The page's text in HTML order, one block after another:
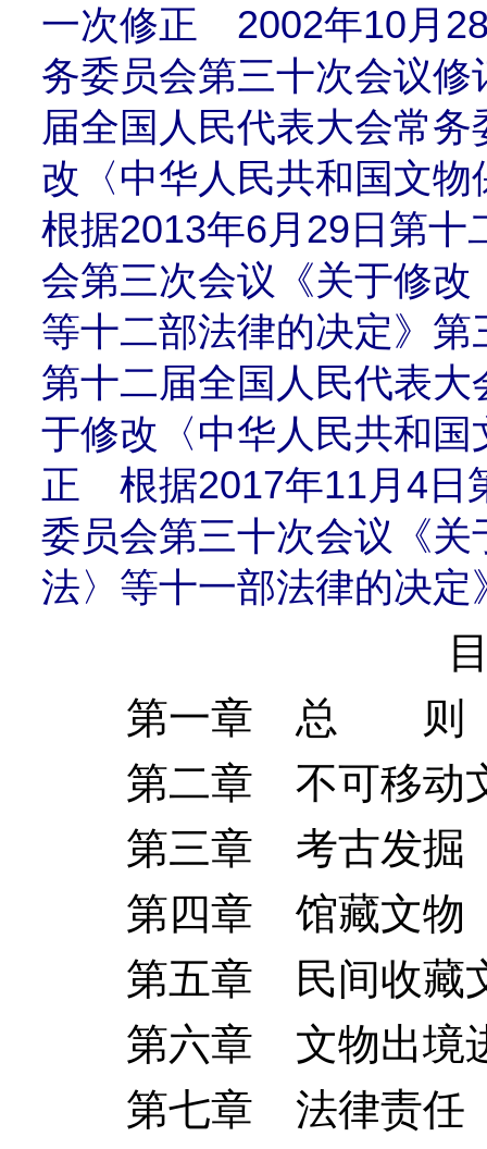
一次修正 2002年10月
务委员会第三十次会议
届全国人民代表大会常
改〈中华人民共和国文
根据2013年6月29日第十
会第三次会议《关于修
等十二部法律的决定》
第十二届全国人民代表
于修改〈中华人民共和
正 根据2017年11月4日
委员会第三十次会议《
法〉等十一部法律的决定
第一章 总 则
第二章 不可移动
第三章 考古发掘
第四章 馆藏文物
第五章 民间收藏
第六章 文物出境
第七章 法律责任